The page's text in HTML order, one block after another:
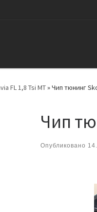
FL 1,8 Tsi MT»Чип тюнинг
Чип
Опубликовано